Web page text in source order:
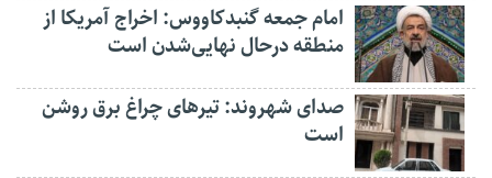
امام جمعه گنبدکاووس: اخراج آمریکا از
منطقه درحال نهایی‌شدن است
صدای شهروند: تیرهای چراغ برق روشن
است